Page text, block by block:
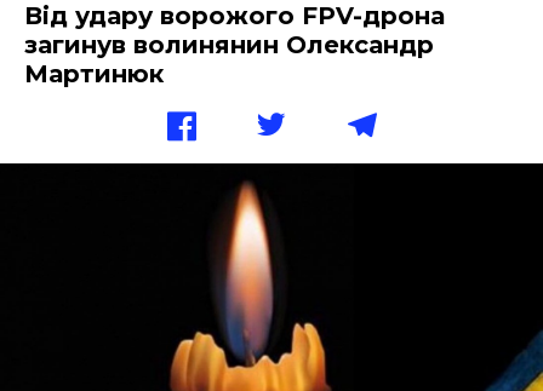
Від удару ворожого FPV-дрона
загинув волинянин Олександр
Мартинюк